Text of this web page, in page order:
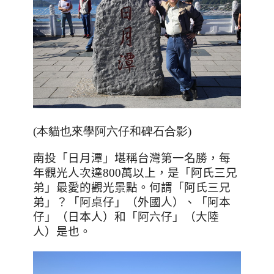
(本貓也來學阿六仔和碑石合影)
南投「日月潭」堪稱台灣第一名勝，每
年觀光人次達800萬以上，是「阿氏三兄
弟」最愛的觀光景點。何謂「阿氏三兄
弟」？「阿桌仔」（外國人）、「阿本
仔」（日本人）和「阿六仔」（大陸
人）是也。